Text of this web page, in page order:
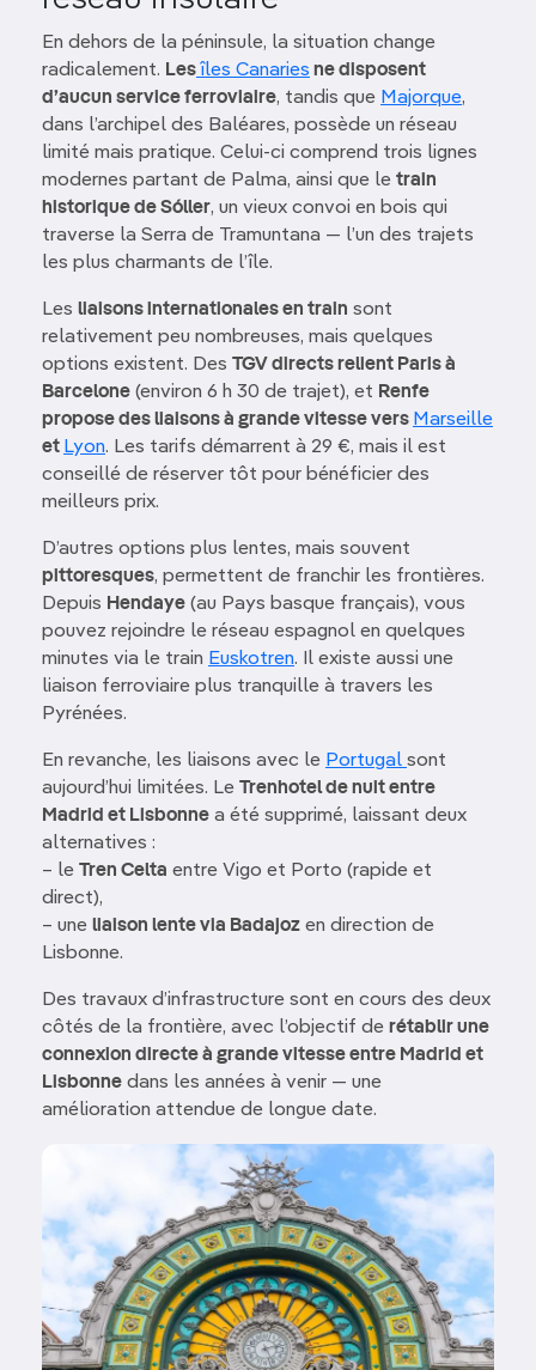
En dehors de la péninsule, la situation change
radicalement. Lesîles Canaries ne disposent
d’aucun service ferroviaire, tandis que Majorque,
dans l’archipel des Baléares, possède un réseau
limité mais pratique. Celui-ci comprend trois lignes
modernes partant de Palma, ainsi que le train
historique de Sóller, un vieux convoi en bois qui
traverse la Serra de Tramuntana — l’un des trajets
les plus charmants de l’île.
Les liaisons internationales en train sont
relativement peu nombreuses, mais quelques
options existent. Des TGV directs relient Paris à
Barcelone (environ 6 h 30 de trajet), et Renfe
propose des liaisons à grande vitesse vers Marseille
et Lyon. Les tarifs démarrent à 29 €, mais il est
conseillé de réserver tôt pour bénéficier des
meilleurs prix.
D’autres options plus lentes, mais souvent
pittoresques, permettent de franchir les frontières.
Depuis Hendaye (au Pays basque français), vous
pouvez rejoindre le réseau espagnol en quelques
minutes via le train Euskotren. Il existe aussi une
liaison ferroviaire plus tranquille à travers les
Pyrénées.
En revanche, les liaisons avec le Portugal sont
aujourd’hui limitées. Le Trenhotel de nuit entre
Madrid et Lisbonne a été supprimé, laissant deux
alternatives :
– le Tren Celta entre Vigo et Porto (rapide et
direct),
– une liaison lente via Badajoz en direction de
Lisbonne.
Des travaux d’infrastructure sont en cours des deux
côtés de la frontière, avec l’objectif de rétablir une
connexion directe à grande vitesse entre Madrid et
Lisbonne dans les années à venir — une
amélioration attendue de longue date.